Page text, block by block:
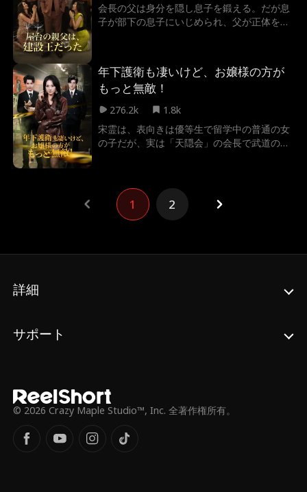
会長の父は身分を隠し息子を鍛える。だが息
子が部下の息子にいじめられ、父が正体を明
年下護衛も凄いけど、お嬢様の方が
もっと無敵！
276.2k
1.8k
宋霊は、表向きは優等生で留学中の普通の女
の子だが、実は「天隠会」の会長で武道の達
く、初夜に遊び歩いていた。宋霊はその不正
を許さず、暴力を振るう夫とその仲間たちを
徹底的に叱責。ボディガードの聶鋒は命を懸
力で裁く決意を固める！
1 2
詳細
サポート
© 2026 Crazy Maple Studio™, Inc. 全著作権所有。